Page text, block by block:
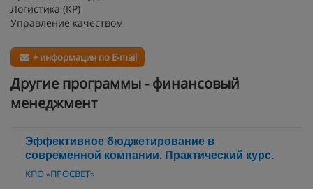
Логистика (КР)
Управление качеством
+ информация по E-mail
Другие программы - финансовый
менеджмент
Эффективное бюджетирование в
современной компании. Практический курс.
КПО «ПРОСВЕТ»